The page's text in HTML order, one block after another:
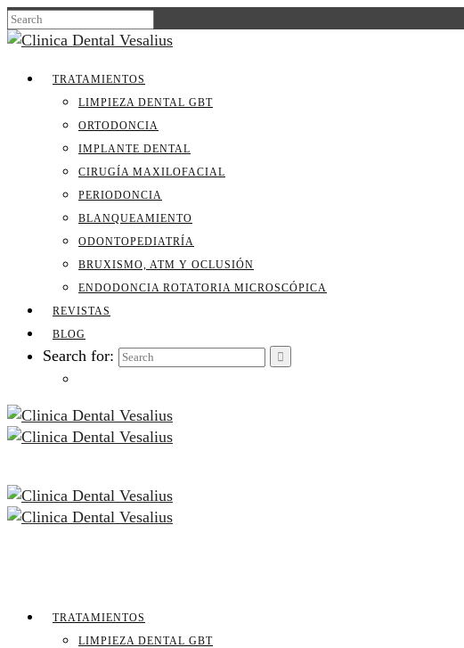
TRATAMIENTOS
LIMPIEZA DENTAL GBT
ORTODONCIA
IMPLANTE DENTAL
CIRUGÍA MAXILOFACIAL
PERIODONCIA
BLANQUEAMIENTO
ODONTOPEDIATRÍA
BRUXISMO, ATM Y OCLUSIÓN
ENDODONCIA ROTATORIA MICROSCÓPICA
REVISTAS
BLOG
Search for:
TRATAMIENTOS
LIMPIEZA DENTAL GBT